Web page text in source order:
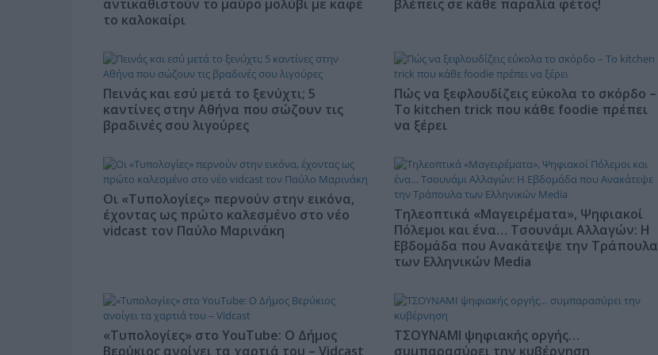
αντικαθιστούν το μαύρο μολύβι με καφέ
το καλοκαίρι
βλέπεις σε κάθε παραλία φέτος!
Πεινάς και εσύ μετά το ξενύχτι; 5
καντίνες στην Αθήνα που σώζουν τις
βραδινές σου λιγούρες
Πώς να ξεφλουδίζεις εύκολα το σκόρδο –
Το kitchen trick που κάθε foodie πρέπει
να ξέρει
Οι «Τυπολογίες» περνούν στην εικόνα,
έχοντας ως πρώτο καλεσμένο στο νέο
vidcast τον Παύλο Μαρινάκη
Τηλεοπτικά «Μαγειρέματα», Ψηφιακοί
Πόλεμοι και ένα… Τσουνάμι Αλλαγών: Η
Εβδομάδα που Ανακάτεψε την Τράπουλα
των Ελληνικών Media
«Τυπολογίες» στο YouTube: Ο Δήμος
Βερύκιος ανοίγει τα χαρτιά του – Vidcast
ΤΣΟΥΝΑΜΙ ψηφιακής οργής…
συμπαρασύρει την κυβέρνηση